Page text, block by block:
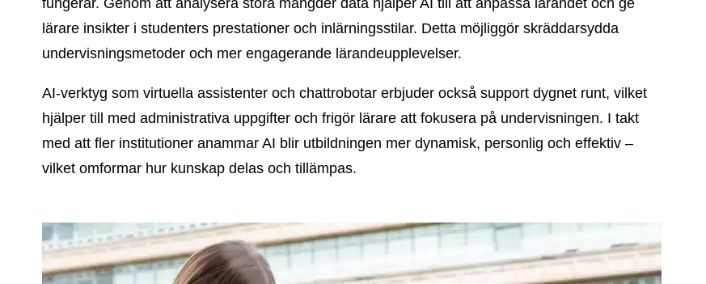
fungerar. Genom att analysera stora mängder data hjälper AI till att anpassa lärandet och ge
lärare insikter i studenters prestationer och inlärningsstilar. Detta möjliggör skräddarsydda
undervisningsmetoder och mer engagerande lärandeupplevelser.
AI-verktyg som virtuella assistenter och chattrobotar erbjuder också support dygnet runt, vilket
hjälper till med administrativa uppgifter och frigör lärare att fokusera på undervisningen. I takt
med att fler institutioner anammar AI blir utbildningen mer dynamisk, personlig och effektiv –
vilket omformar hur kunskap delas och tillämpas.